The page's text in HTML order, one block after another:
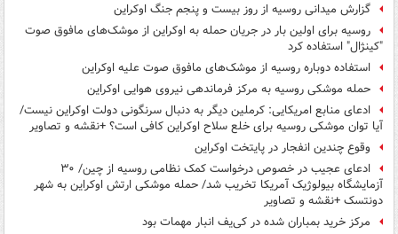
گزارش میدانی روسیه از روز بیست و پنجم جنگ اوکراین
روسیه برای اولین بار در جریان حمله به اوکراین از موشک‌های مافوق صوت
"کینژال" استفاده کرد
استفاده دوباره روسیه از موشک‌های مافوق صوت علیه اوکراین
حمله موشکی روسیه به مرکز فرماندهی نیروی هوایی اوکراین
ادعای منابع امریکایی: کرملین دیگر به دنبال سرنگونی دولت اوکراین نیست/
آیا توان موشکی روسیه برای خلع سلاح اوکراین کافی است؟ +نقشه و تصاویر
وقوع چندین انفجار در پایتخت اوکراین
ادعای عجیب در خصوص درخواست کمک نظامی روسیه از چین/ ۳۰
آزمایشگاه بیولوژیک آمریکا تخریب شد/ حمله موشکی ارتش اوکراین به شهر
دونتسک +نقشه و تصاویر
مرکز خرید بمباران شده در کی‌یف انبار مهمات بود